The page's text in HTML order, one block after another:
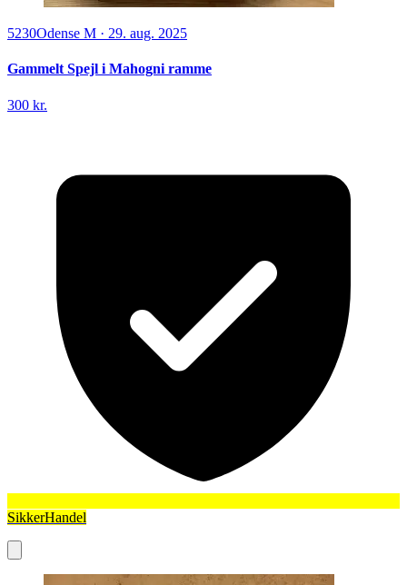
5230Odense M · 29. aug. 2025
Gammelt Spejl i Mahogni ramme
300 kr.
SikkerHandel